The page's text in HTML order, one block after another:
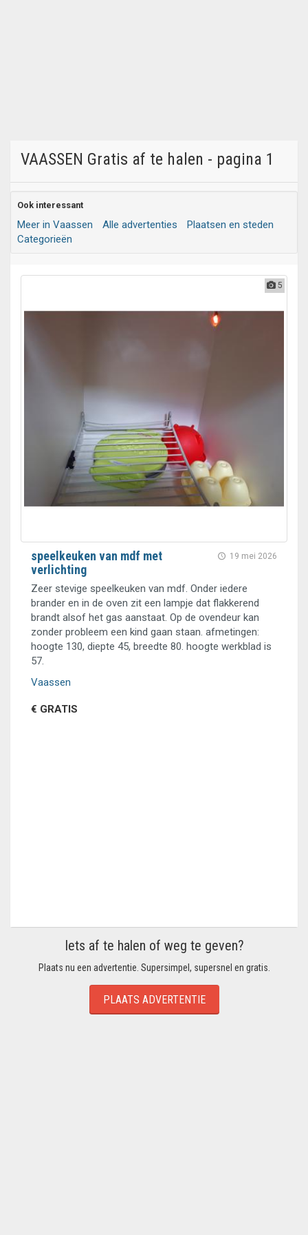
VAASSEN Gratis af te halen - pagina 1
Ook interessant
Meer in Vaassen Alle advertenties
Plaatsen en steden
Categorieën
5
19 mei 2026
speelkeuken van mdf met
verlichting
Zeer stevige speelkeuken van mdf. Onder iedere
brander en in de oven zit een lampje dat flakkerend
brandt alsof het gas aanstaat. Op de ovendeur kan
zonder probleem een kind gaan staan. afmetingen:
hoogte 130, diepte 45, breedte 80. hoogte werkblad is
57.
Vaassen
€ GRATIS
Iets af te halen of weg te geven?
Plaats nu een advertentie. Supersimpel, supersnel en gratis.
PLAATS ADVERTENTIE